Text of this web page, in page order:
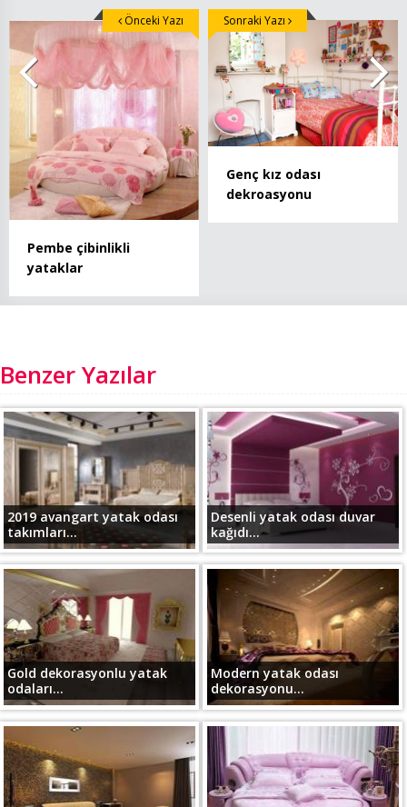
Pembe çibinlikli
yataklar
Önceki Yazı
Genç kız odası
dekroasyonu
Sonraki Yazı
Benzer Yazılar
2019 avangart yatak odası
takımları...
Desenli yatak odası duvar
kağıdı...
Gold dekorasyonlu yatak
odaları...
Modern yatak odası
dekorasyonu...